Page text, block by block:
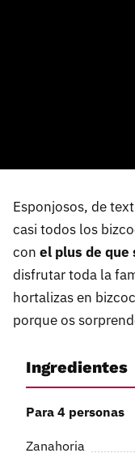
Esponjosos, de
casi todos los
con el plus de que
disfrutar toda la
hortalizas en
porque os
Ingredientes
Para 4 personas
Zanahoria